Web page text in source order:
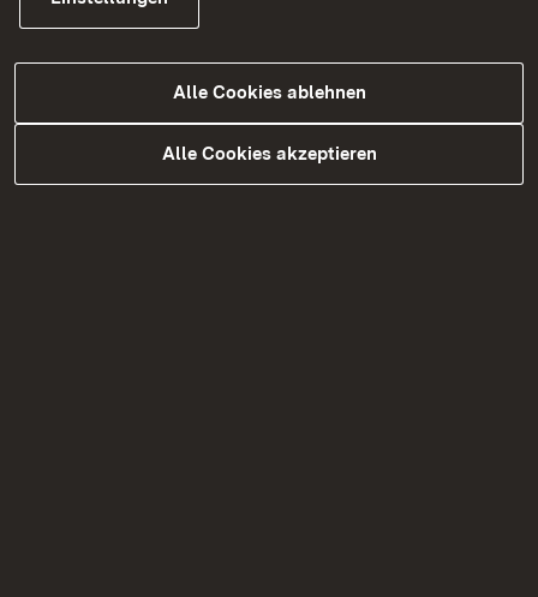
LinkedIn
Kontakt
Alle Cookies ablehnen
Alle Cookies akzeptieren